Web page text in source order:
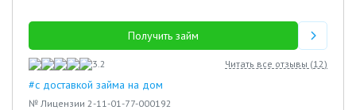
Получить займ
3.2 Читать все отзывы (12)
#с доставкой займа на дом
№ Лицензии 2-11-01-77-000192